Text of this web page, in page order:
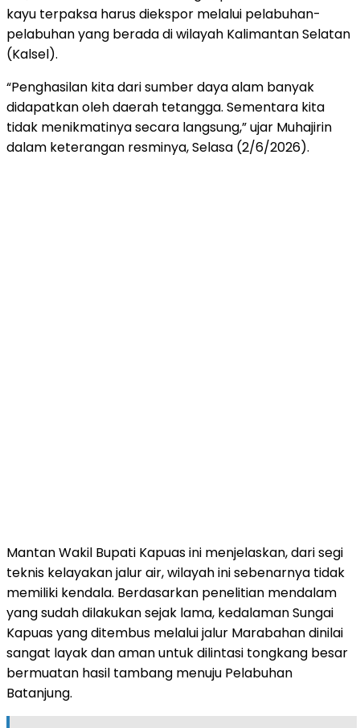
kayu terpaksa harus diekspor melalui pelabuhan-
pelabuhan yang berada di wilayah Kalimantan Selatan
(Kalsel).
“Penghasilan kita dari sumber daya alam banyak
didapatkan oleh daerah tetangga. Sementara kita
tidak menikmatinya secara langsung,” ujar Muhajirin
dalam keterangan resminya, Selasa (2/6/2026).
Mantan Wakil Bupati Kapuas ini menjelaskan, dari segi
teknis kelayakan jalur air, wilayah ini sebenarnya tidak
memiliki kendala. Berdasarkan penelitian mendalam
yang sudah dilakukan sejak lama, kedalaman Sungai
Kapuas yang ditembus melalui jalur Marabahan dinilai
sangat layak dan aman untuk dilintasi tongkang besar
bermuatan hasil tambang menuju Pelabuhan
Batanjung.